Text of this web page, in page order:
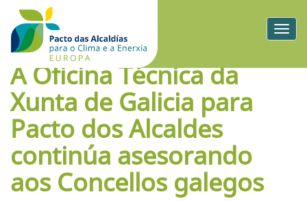
A Oficina Técnica da
Xunta de Galicia para
Pacto dos Alcaldes
continúa asesorando
aos Concellos galegos